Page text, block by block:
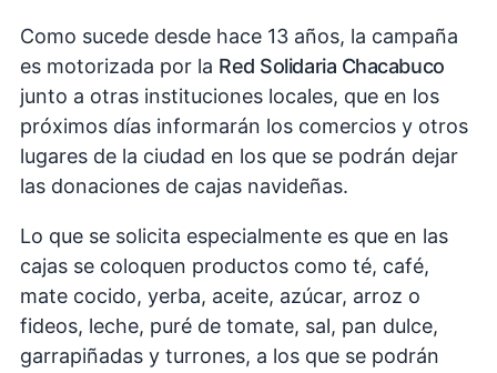
Como sucede desde hace 13 años, la campaña
es motorizada por la Red Solidaria Chacabuco
junto a otras instituciones locales, que en los
próximos días informarán los comercios y otros
lugares de la ciudad en los que se podrán dejar
las donaciones de cajas navideñas.
Lo que se solicita especialmente es que en las
cajas se coloquen productos como té, café,
mate cocido, yerba, aceite, azúcar, arroz o
fideos, leche, puré de tomate, sal, pan dulce,
garrapiñadas y turrones, a los que se podrán